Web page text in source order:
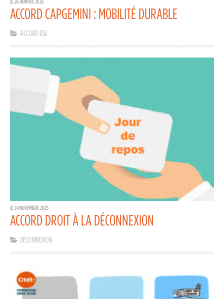
ACCORD CAPGEMINI : MOBILITÉ DURABLE
ACCORD RSE
LE 24 NOVEMBRE 2025
ACCORD DROIT À LA DÉCONNEXION
DÉCONNEXION